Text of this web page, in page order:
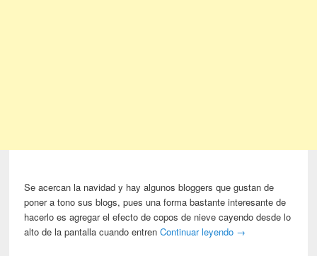
Se acercan la navidad y hay algunos bloggers que gustan de
poner a tono sus blogs, pues una forma bastante interesante de
hacerlo es agregar el efecto de copos de nieve cayendo desde lo
alto de la pantalla cuando entrenContinuar leyendo →